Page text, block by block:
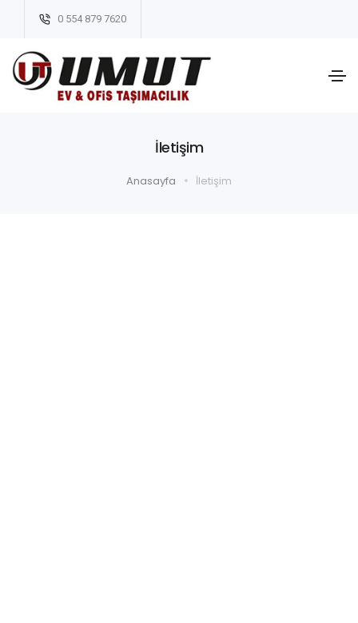
0 554 879 7620
İletişim
Anasayfa İletişim